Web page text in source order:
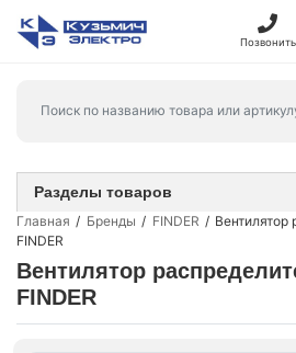
Позвонить
Главная Бренды FINDER
Вентилятор
FINDER
Вентилятор
FINDER
Разделы товаров